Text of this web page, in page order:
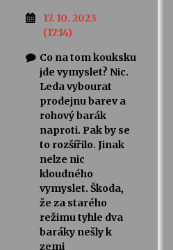
17. 10. 2023
(17:14)
Co na tom kouksku
jde vymyslet? Nic.
Leda vybourat
prodejnu barev a
rohový barák
naproti. Pak by se
to rozšířilo. Jinak
nelze nic
kloudného
vymyslet. Škoda,
že za starého
režimu tyhle dva
baráky nešly k
zemi